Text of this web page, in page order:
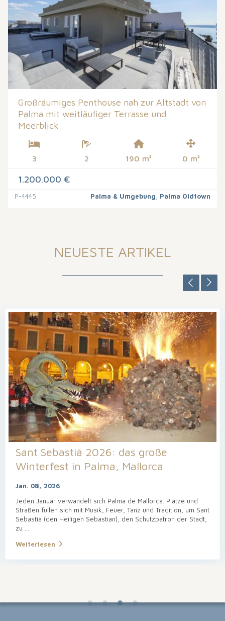
Großräumiges Penthouse nah zur Altstadt von
Palma mit weitläufiger Terrasse und
Meerblick
3 2 190 m² 0 m²
1.200.000 €
P-4445 Palma & Umgebung Palma Oldtown
NEUESTE ARTIKEL
Sant Sebastià 2026: das große
Winterfest in Palma, Mallorca
Jan. 08, 2026
Jeden Januar verwandelt sich Palma de Mallorca. Plätze und
Straßen füllen sich mit Musik, Feuer, Tanz und Tradition, um Sant
Sebastià (den Heiligen Sebastian), den Schutzpatron der Stadt,
zu
Weiterlesen